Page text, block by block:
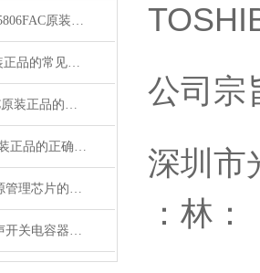
一文与您分享SY5806FAC原装正品的常见问题相应解决方法
简述PS3120A原装正品的常见故障相应解决方法
简述SY58215FAC原装正品的正确安装方法
SY59103NFCC原装正品的正确维护保养方法分享
一文与您分享电源管理芯片的维护保养方法
还不会使用低噪声开关电容器？进来看
公司宗
深圳市
：林：